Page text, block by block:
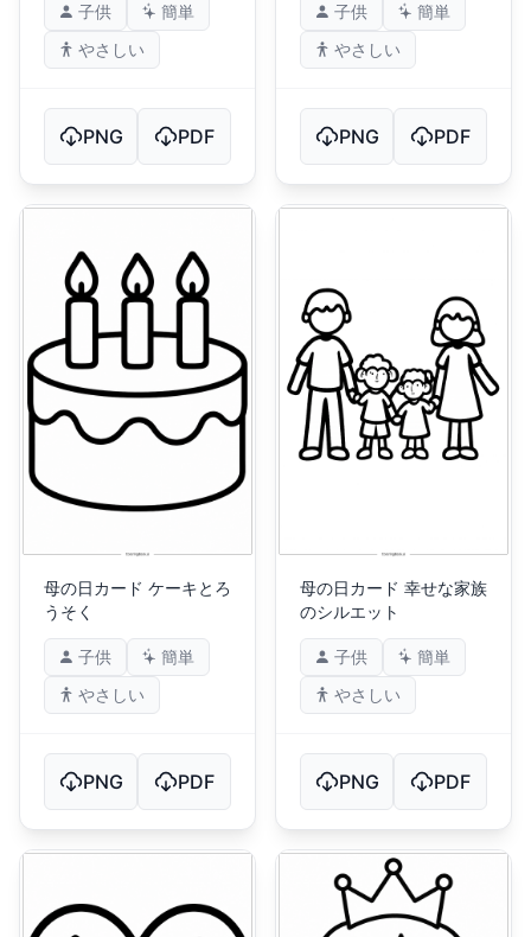
子供
簡単
やさしい
PNG PDF
子供
簡単
やさしい
PNG PDF
母の日カード ケーキとろ
うそく
子供
簡単
やさしい
PNG PDF
母の日カード 幸せな家族
のシルエット
子供
簡単
やさしい
PNG PDF